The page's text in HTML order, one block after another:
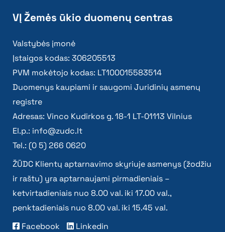
VĮ Žemės ūkio duomenų centras
Valstybės įmonė
Įstaigos kodas: 306205513
PVM mokėtojo kodas: LT100015583514
Duomenys kaupiami ir saugomi Juridinių asmenų
registre
Adresas: Vinco Kudirkos g. 18-1 LT-01113 Vilnius
El.p.: info@zudc.lt
Tel.: (0 5) 266 0620
ŽŪDC Klientų aptarnavimo skyriuje asmenys (žodžiu
ir raštu) yra aptarnaujami pirmadieniais –
ketvirtadieniais nuo 8.00 val. iki 17.00 val.,
penktadieniais nuo 8.00 val. iki 15.45 val.
Facebook
Linkedin